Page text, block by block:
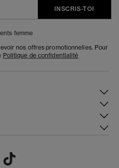
INSCRIS-TOI
femme
nos offres promotionnelles. Pour
Politique de confidentialité